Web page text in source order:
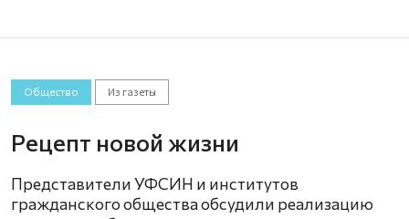
Общество Из газеты
Рецепт новой жизни
Представители УФСИН и институтов
гражданского общества обсудили реализацию